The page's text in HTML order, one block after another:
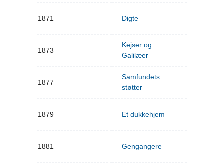
1871 Digte
1873
Kejser og
Galilæer
1877
Samfundets
støtter
1879 Et dukkehjem
1881 Gengangere